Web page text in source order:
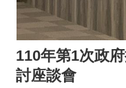
110年第1次政
討座談會